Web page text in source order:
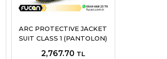
ARC PROTECTIVE JACKET
SUIT CLASS 1 (PANTOLON)
2,767.70 TL